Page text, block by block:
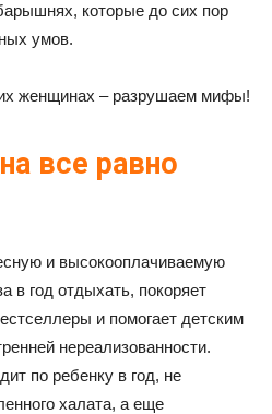
которые до сих пор
умов.
женщинах – разрушаем мифы!
все равно
и высокооплачиваемую
в год отдыхать, покоряет
и помогает детским
нереализованности.
по ребенку в год, не
халата, а еще